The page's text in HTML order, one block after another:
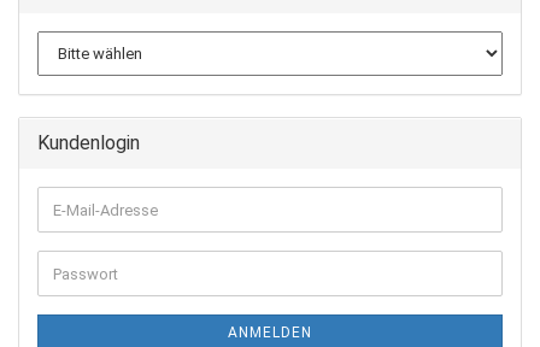
Kundenlogin
E-
Mail-
Adresse
Passwort
ANMELDEN